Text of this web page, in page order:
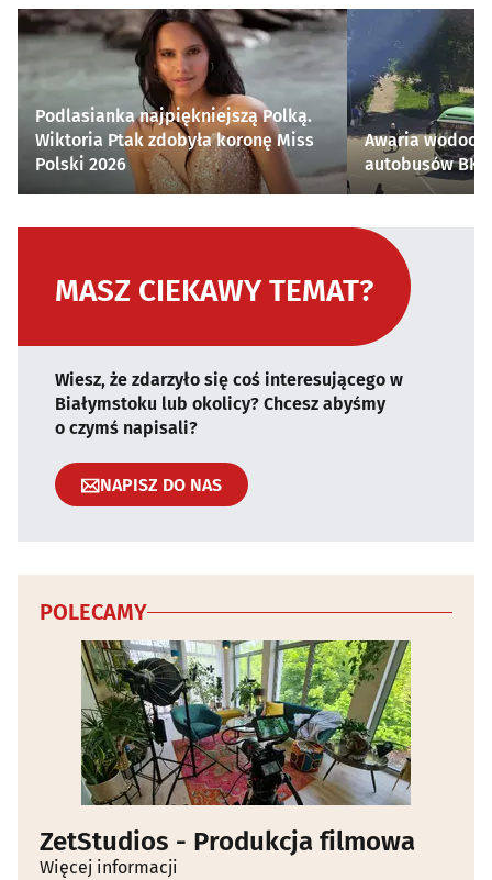
Podlasianka najpiękniejszą Polką.
Wiktoria Ptak zdobyła koronę Miss
Polski 2026
Awaria
autobusów
MASZ CIEKAWY TEMAT?
Wiesz, że zdarzyło się coś interesującego w
Białymstoku lub okolicy? Chcesz abyśmy
o czymś napisali?
NAPISZ DO NAS
POLECAMY
ZetStudios - Produkcja filmowa
Więcej informacji